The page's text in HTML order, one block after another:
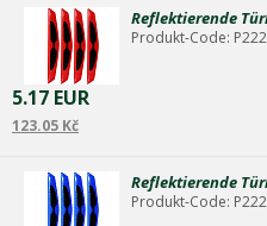
Die Verpackung enthält
Reflektierende
Produkt-Code:
5.17 EUR
123.05 Kč
Reflektierende
Produkt-Code: